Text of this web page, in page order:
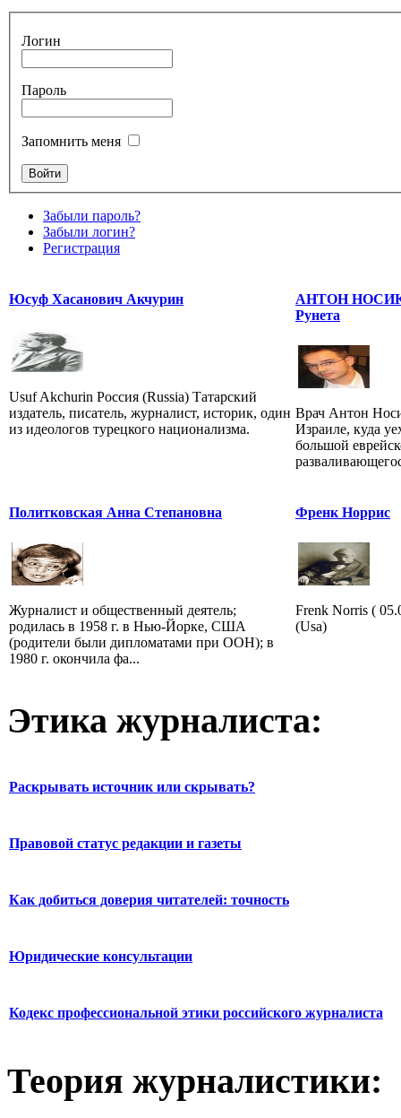
Логин
Пароль
Запомнить меня
Забыли пароль?
Забыли логин?
Регистрация
Юсуф Хасанович Акчурин
Usuf Akchurin Россия (Russia) Татарский
издатель, писатель, журналист, историк, один
из идеологов турецкого национализма.
АНТОН НОСИК
Рунета
Врач Антон
Израиле, куда
большой
Политковская Анна Степановна
Журналист и общественный деятель;
родилась в 1958 г. в Нью-Йорке, США
(родители были дипломатами при ООН); в
1980 г. окончила фа...
Френк Норрис
Frenk Norris (
(Usa)
Этика журналиста:
Раскрывать источник или скрывать?
Правовой статус редакции и газеты
Как добиться доверия читателей: точность
Юридические консультации
Кодекс профессиональной этики российского журналиста
Теория журналистики: